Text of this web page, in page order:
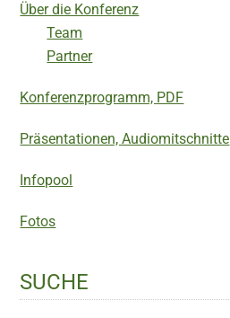
Über die Konferenz
Team
Partner
Konferenzprogramm, PDF
Präsentationen, Audiomitschnitte
Infopool
Fotos
SUCHE